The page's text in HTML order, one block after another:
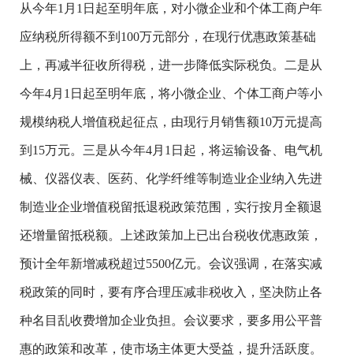
从今年1月1日起至明年底，对小微企业和个体工商户年
应纳税所得额不到100万元部分，在现行优惠政策基础
上，再减半征收所得税，进一步降低实际税负。二是从
今年4月1日起至明年底，将小微企业、个体工商户等小
规模纳税人增值税起征点，由现行月销售额10万元提高
到15万元。三是从今年4月1日起，将运输设备、电气机
械、仪器仪表、医药、化学纤维等制造业企业纳入先进
制造业企业增值税留抵退税政策范围，实行按月全额退
还增量留抵税额。上述政策加上已出台税收优惠政策，
预计全年新增减税超过5500亿元。会议强调，在落实减
税政策的同时，要有序合理压减非税收入，坚决防止各
种名目乱收费增加企业负担。会议要求，要多用公平普
惠的政策和改革，使市场主体更大受益，提升活跃度。